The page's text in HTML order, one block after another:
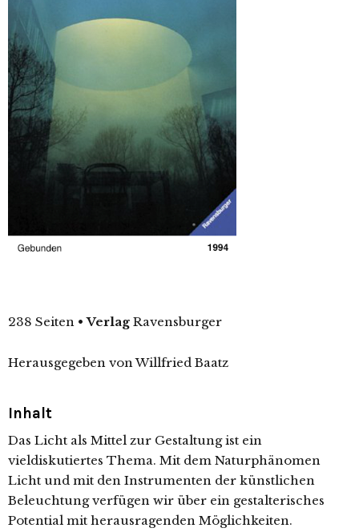
238 Seiten • Verlag Ravensburger
Herausgegeben von Willfried Baatz
Inhalt
Das Licht als Mittel zur Gestaltung ist ein
vieldiskutiertes Thema. Mit dem Naturphänomen
Licht und mit den Instrumenten der künstlichen
Beleuchtung verfügen wir über ein gestalterisches
Potential mit herausragenden Möglichkeiten.